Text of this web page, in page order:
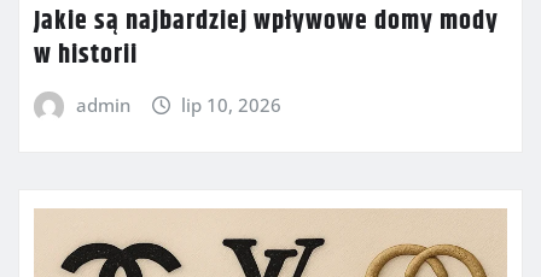
Jakie są najbardziej wpływowe domy mody
w historii
admin lip 10, 2026